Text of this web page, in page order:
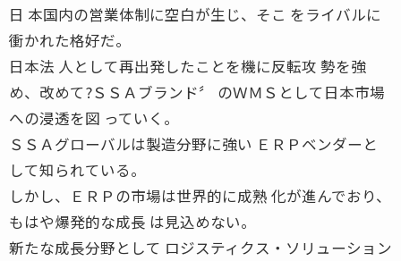
日 本国内の営業体制に空白が生じ、そこ をライバルに
衝かれた格好だ。
日本法 人として再出発したことを機に反転攻 勢を強
め、改めて?ＳＳＡブランド〞 のＷＭＳとして日本市場
への浸透を図 っていく。
ＳＳＡグローバルは製造分野に強い ＥＲＰベンダーと
して知られている。
しかし、ＥＲＰの市場は世界的に成熟 化が進んでおり、
もはや爆発的な成長 は見込めない。
新たな成長分野として ロジスティクス・ソリューション